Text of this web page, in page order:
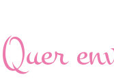
Quer